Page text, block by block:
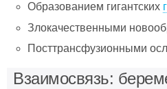
Образованием гигантских
Злокачественными
Посттрансфузионными
Взаимосвязь: